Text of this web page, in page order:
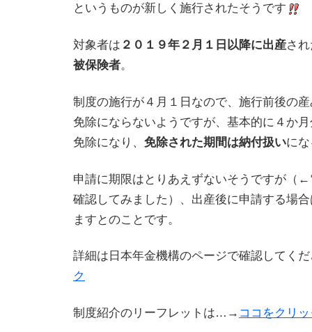
というものが新しく施行されたそうです
対象者は ２０１９年２月１日以降に出産さ
被保険者。
制度の施行が４月１日なので、施行前後の
免除にならないようですが、基本的に４か
免除になり、 免除された期間は納付扱いに
申請に期限はとりあえずないそうですが（
確認してみました）、出産後に申請する場
ますとのことです。
詳細は日本年金機構のページで確認してく
ク
制度紹介のリーフレットは…→ ココをクリ